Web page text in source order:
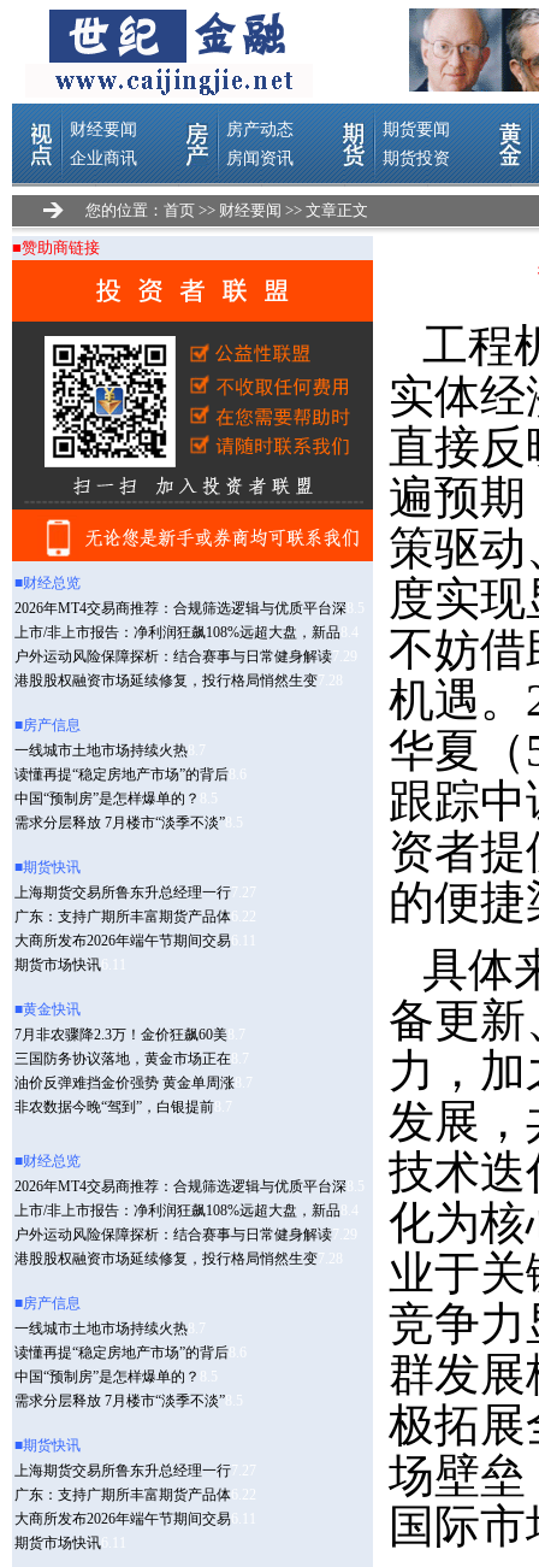
您的位置： 首页 >> 财经要闻 >> 文章正文
■赞助商链接
工程
实体
直接
遍预期
策驱
度实
不妨借
机遇。
华夏（
跟踪
资者
的便
具体
备更
力，
发展
技术迭
化为核
业于
竞争力
群发
极拓展
场壁垒
国际